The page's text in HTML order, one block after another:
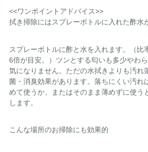
<<ワンポイントアドバイス>>
拭き掃除にはスプレーボトルに入れた酢水
スプレーボトルに酢と水を入れます。（比
6倍が目安。）ツンとする匂いも多少やわ
気になりません。ただの水拭きよりも汚れ
菌・消臭効果があります。落ちにくい汚
めて使うか、またはそのまま薄めずに使う
します。
こんな場所のお掃除にも効果的